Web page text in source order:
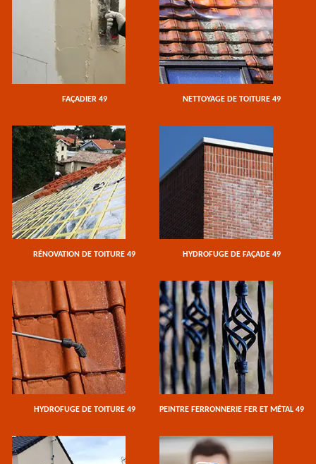
FAÇADIER 49 NETTOYAGE DE TOITURE 49
RÉNOVATION DE TOITURE 49 HYDROFUGE DE FAÇADE 49
HYDROFUGE DE TOITURE 49 PEINTRE FERRONNERIE FER ET MÉTAL 49